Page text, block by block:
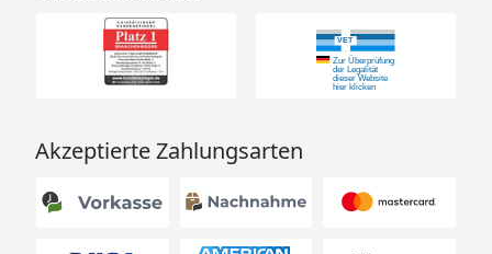
Akzeptierte Zahlungsarten